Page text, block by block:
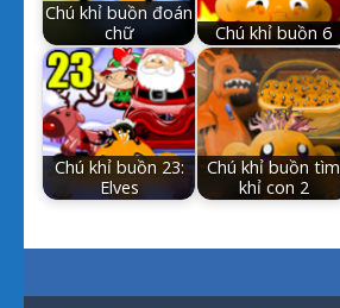
Chú khỉ buồn đoán
chữ
Chú khỉ buồn 6
Chú khỉ buồn 23:
Elves
Chú khỉ buồn tìm
khỉ con 2